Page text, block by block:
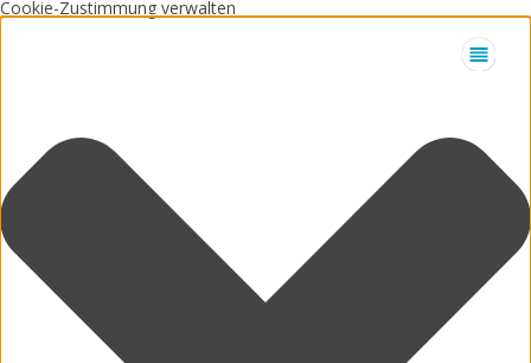
Cookie-Zustimmung verwalten